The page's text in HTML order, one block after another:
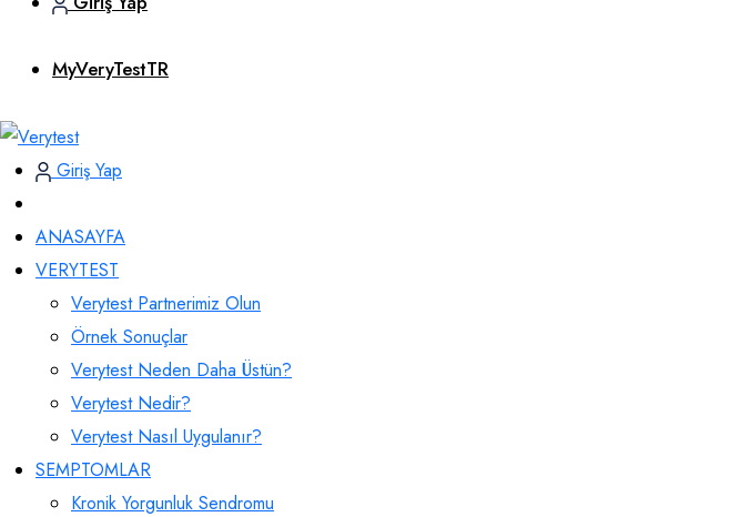
MyVeryTestTR
Giriş Yap
ANASAYFA
VERYTEST
Verytest Partnerimiz Olun
Örnek Sonuçlar
Verytest Neden Daha Üstün?
Verytest Nedir?
Verytest Nasıl Uygulanır?
SEMPTOMLAR
Kronik Yorgunluk Sendromu